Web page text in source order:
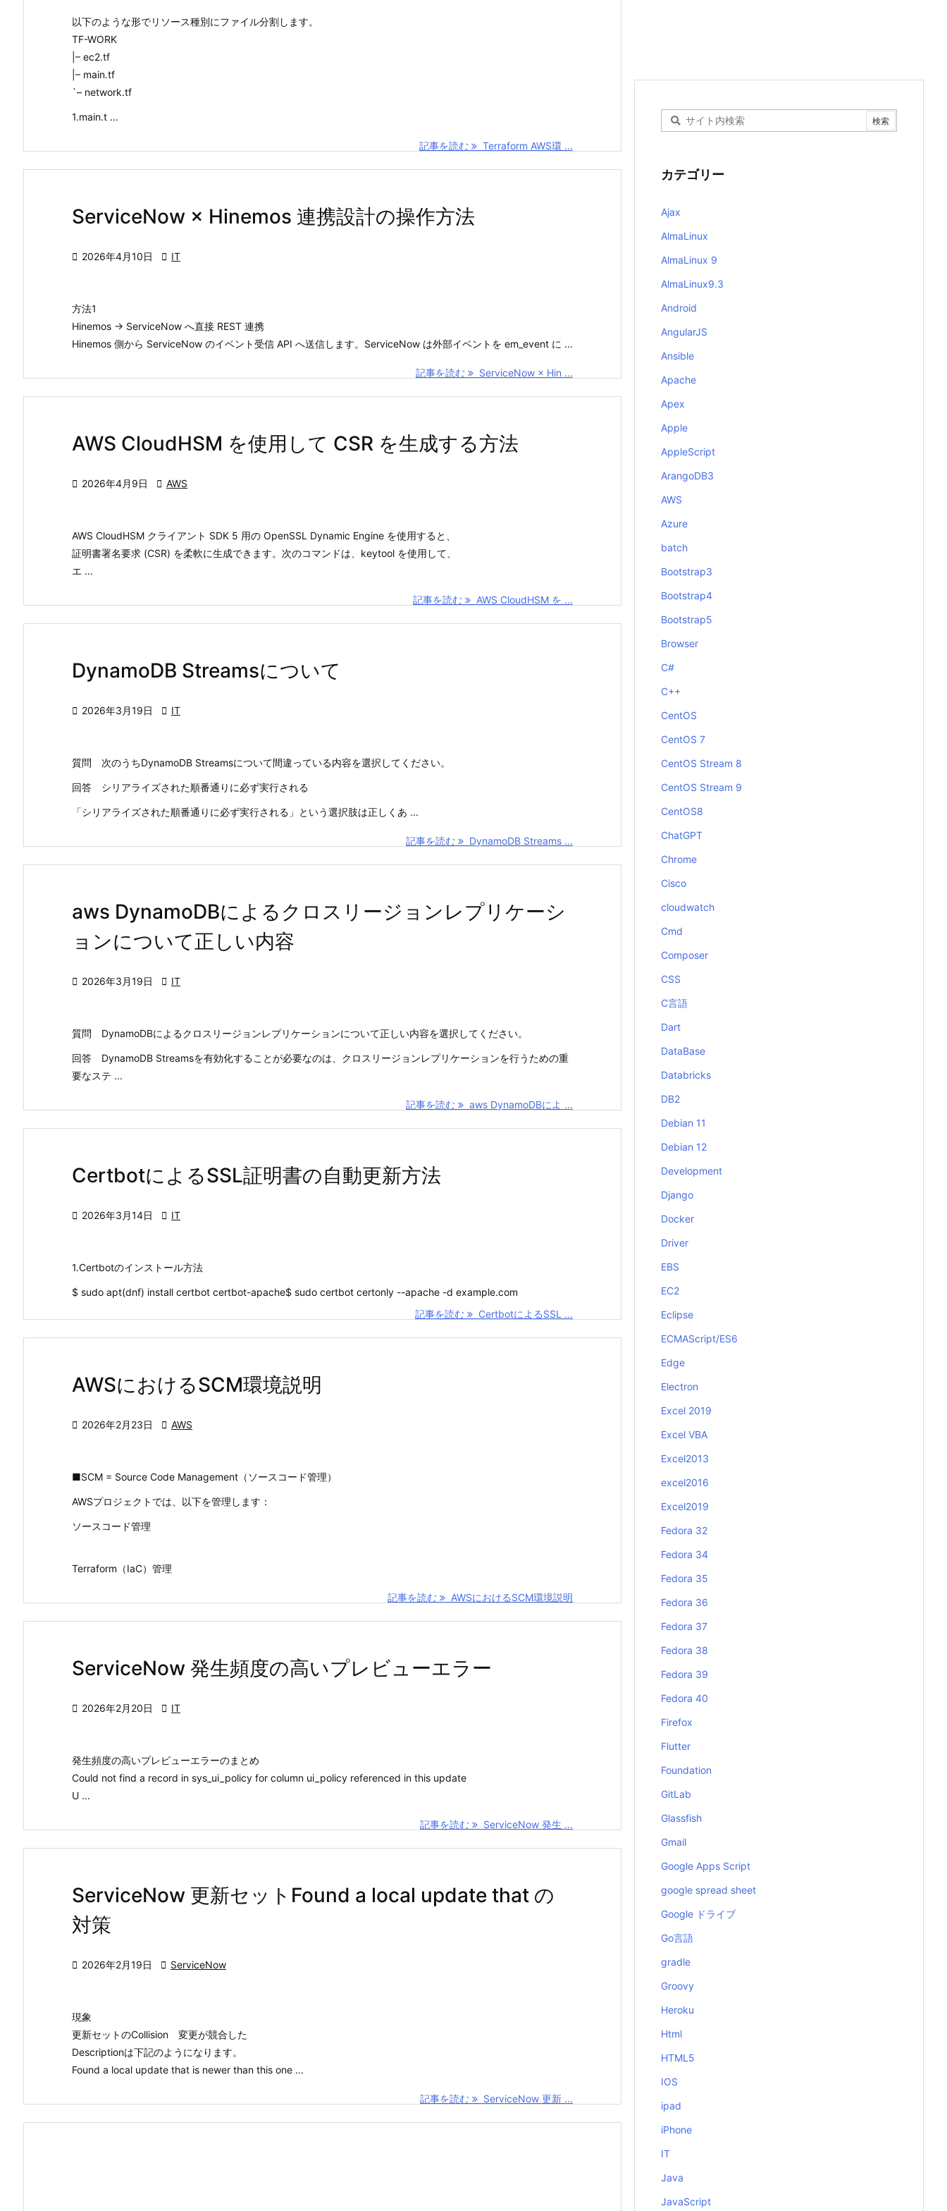
以下のような形でリソース種別にファイル分割します。
TF-WORK
|– ec2.tf
|– main.tf
`– network.tf
1.main.t ...
記事を読む Terraform AWS環 ...
ServiceNow × Hinemos 連携設計の操作方法
 2026年4月10日  IT
方法1
Hinemos → ServiceNow へ直接 REST 連携
Hinemos 側から ServiceNow のイベント受信 API へ送信します。ServiceNow は外部イベントを em_event に ...
記事を読む ServiceNow × Hin ...
AWS CloudHSM を使用して CSR を生成する方法
 2026年4月9日  AWS
AWS CloudHSM クライアント SDK 5 用の OpenSSL Dynamic Engine を使用すると、
証明書署名要求 (CSR) を柔軟に生成できます。次のコマンドは、keytool を使用して、
エ ...
記事を読む AWS CloudHSM を ...
DynamoDB Streamsについて
 2026年3月19日  IT
質問 次のうちDynamoDB Streamsについて間違っている内容を選択してください。
回答 シリアライズされた順番通りに必ず実行される
「シリアライズされた順番通りに必ず実行される」という選択肢は正しくあ ...
記事を読む DynamoDB Streams ...
aws DynamoDBによるクロスリージョンレプリケーシ
ョンについて正しい内容
 2026年3月19日  IT
質問 DynamoDBによるクロスリージョンレプリケーションについて正しい内容を選択してください。
回答 DynamoDB Streamsを有効化することが必要なのは、クロスリージョンレプリケーションを行うための重
要なステ ...
記事を読む aws DynamoDBによ ...
CertbotによるSSL証明書の自動更新方法
 2026年3月14日  IT
1.Certbotのインストール方法
$ sudo apt(dnf) install certbot certbot-apache$ sudo certbot certonly --apache -d example.com
記事を読む
CertbotによるSSL ...
AWSにおけるSCM環境説明
 2026年2月23日  AWS
■SCM = Source Code Management（ソースコード管理）
AWSプロジェクトでは、以下を管理します：
ソースコード管理
Terraform（IaC）管理
記事を読む AWSにおけるSCM環境説明
ServiceNow 発生頻度の高いプレビューエラー
 2026年2月20日  IT
発生頻度の高いプレビューエラーのまとめ
Could not find a record in sys_ui_policy for column ui_policy referenced in this update
U ...
記事を読む ServiceNow 発生 ...
ServiceNow 更新セットFound a local update that の
対策
 2026年2月19日  ServiceNow
現象
更新セットのCollision 変更が競合した
Descriptionは下記のようになります。
Found a local update that is newer than this one ...
記事を読む ServiceNow 更新 ...
カテゴリー
Ajax
AlmaLinux
AlmaLinux 9
AlmaLinux9.3
Android
AngularJS
Ansible
Apache
Apex
Apple
AppleScript
ArangoDB3
AWS
Azure
batch
Bootstrap3
Bootstrap4
Bootstrap5
Browser
C#
C++
CentOS
CentOS 7
CentOS Stream 8
CentOS Stream 9
CentOS8
ChatGPT
Chrome
Cisco
cloudwatch
Cmd
Composer
CSS
C言語
Dart
DataBase
Databricks
DB2
Debian 11
Debian 12
Development
Django
Docker
Driver
EBS
EC2
Eclipse
ECMAScript/ES6
Edge
Electron
Excel 2019
Excel VBA
Excel2013
excel2016
Excel2019
Fedora 32
Fedora 34
Fedora 35
Fedora 36
Fedora 37
Fedora 38
Fedora 39
Fedora 40
Firefox
Flutter
Foundation
GitLab
Glassfish
Gmail
Google Apps Script
google spread sheet
Google ドライブ
Go言語
gradle
Groovy
Heroku
Html
HTML5
IOS
ipad
iPhone
IT
Java
JavaScript